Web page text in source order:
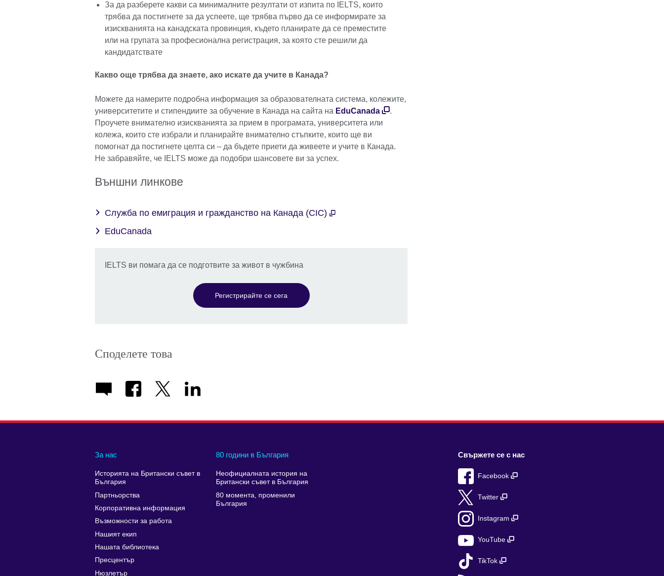
За да разберете какви са минималните резултати от изпита по IELTS, които
трябва да постигнете за да успеете, ще трябва първо да се информирате за
изискванията на канадската провинция, където планирате да се преместите
или на групата за професионална регистрация, за която сте решили да
кандидатствате
Какво още трябва да знаете, ако искате да учите в Канада?
Можете да намерите подробна информация за образователната система, колежите,
университетите и стипендиите за обучение в Канада на сайта на EduCanada
.
Проучете внимателно изискванията за прием в програмата, университета или
колежа, които сте избрали и планирайте внимателно стъпките, които ще ви
помогнат да постигнете целта си – да бъдете приети да живеете и учите в Канада.
Не забравяйте, че IELTS може да подобри шансовете ви за успех.
Външни линкове
Служба по емиграция и гражданство на Канада (CIC)
EduCanada
IELTS ви помага да се подготвите за живот в чужбина
Регистрирайте се сега
Споделете това
За нас
Историята на Британски съвет в
България
Партньорства
Корпоративна информация
Възможности за работа
Нашият екип
Нашата библиотека
Пресцентър
Нюзлетър
80 години в България
Неофициалната история на
Британски съвет в България
80 момента, променили
България
Свържете се с нас
Facebook
Twitter
Instagram
YouTube
TikTok